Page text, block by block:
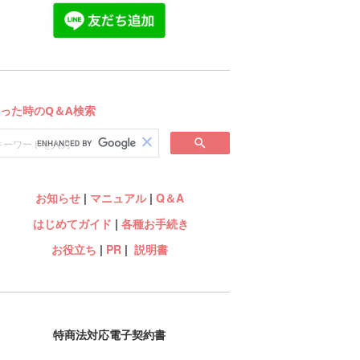
お知らせ| マニュアル| Q＆A
はじめてガイド | 各種お手続き
お役立ち | PR| 説明書
特商法対応電子契約書